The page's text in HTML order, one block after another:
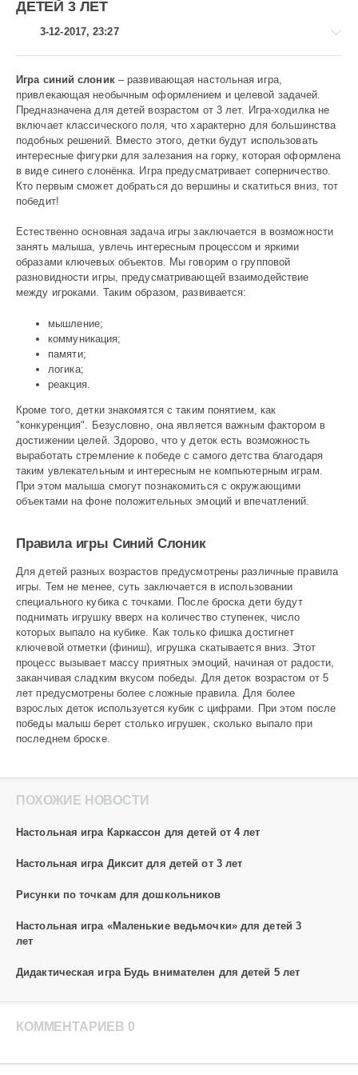
ДЕТЕЙ 3 ЛЕТ
3-12-2017, 23:27
Игры
childtutors
1
066
0
Игра синий слоник – развивающая настольная игра,
привлекающая необычным оформлением и целевой задачей.
Предназначена для детей возрастом от 3 лет. Игра-ходилка не
включает классического поля, что характерно для большинства
подобных решений. Вместо этого, детки будут использовать
интересные фигурки для залезания на горку, которая оформлена
в виде синего слонёнка. Игра предусматривает соперничество.
Кто первым сможет добраться до вершины и скатиться вниз, тот
победит!
Естественно основная задача игры заключается в возможности
занять малыша, увлечь интересным процессом и яркими
образами ключевых объектов. Мы говорим о групповой
разновидности игры, предусматривающей взаимодействие
между игроками. Таким образом, развивается:
мышление;
коммуникация;
памяти;
логика;
реакция.
Кроме того, детки знакомятся с таким понятием, как
"конкуренция". Безусловно, она является важным фактором в
достижении целей. Здорово, что у деток есть возможность
выработать стремление к победе с самого детства благодаря
таким увлекательным и интересным не компьютерным играм.
При этом малыша смогут познакомиться с окружающими
объектами на фоне положительных эмоций и впечатлений.
Правила игры Синий Слоник
Для детей разных возрастов предусмотрены различные правила
игры. Тем не менее, суть заключается в использовании
специального кубика с точками. После броска дети будут
поднимать игрушку вверх на количество ступенек, число
которых выпало на кубике. Как только фишка достигнет
ключевой отметки (финиш), игрушка скатывается вниз. Этот
процесс вызывает массу приятных эмоций, начиная от радости,
заканчивая сладким вкусом победы. Для деток возрастом от 5
лет предусмотрены более сложные правила. Для более
взрослых деток используется кубик с цифрами. При этом после
победы малыш берет столько игрушек, сколько выпало при
последнем броске.
ПОХОЖИЕ НОВОСТИ
Настольная игра Каркассон для детей от 4 лет
Настольная игра Диксит для детей от 3 лет
Рисунки по точкам для дошкольников
Настольная игра «Маленькие ведьмочки» для детей 3
лет
Дидактическая игра Будь внимателен для детей 5 лет
КОММЕНТАРИЕВ 0